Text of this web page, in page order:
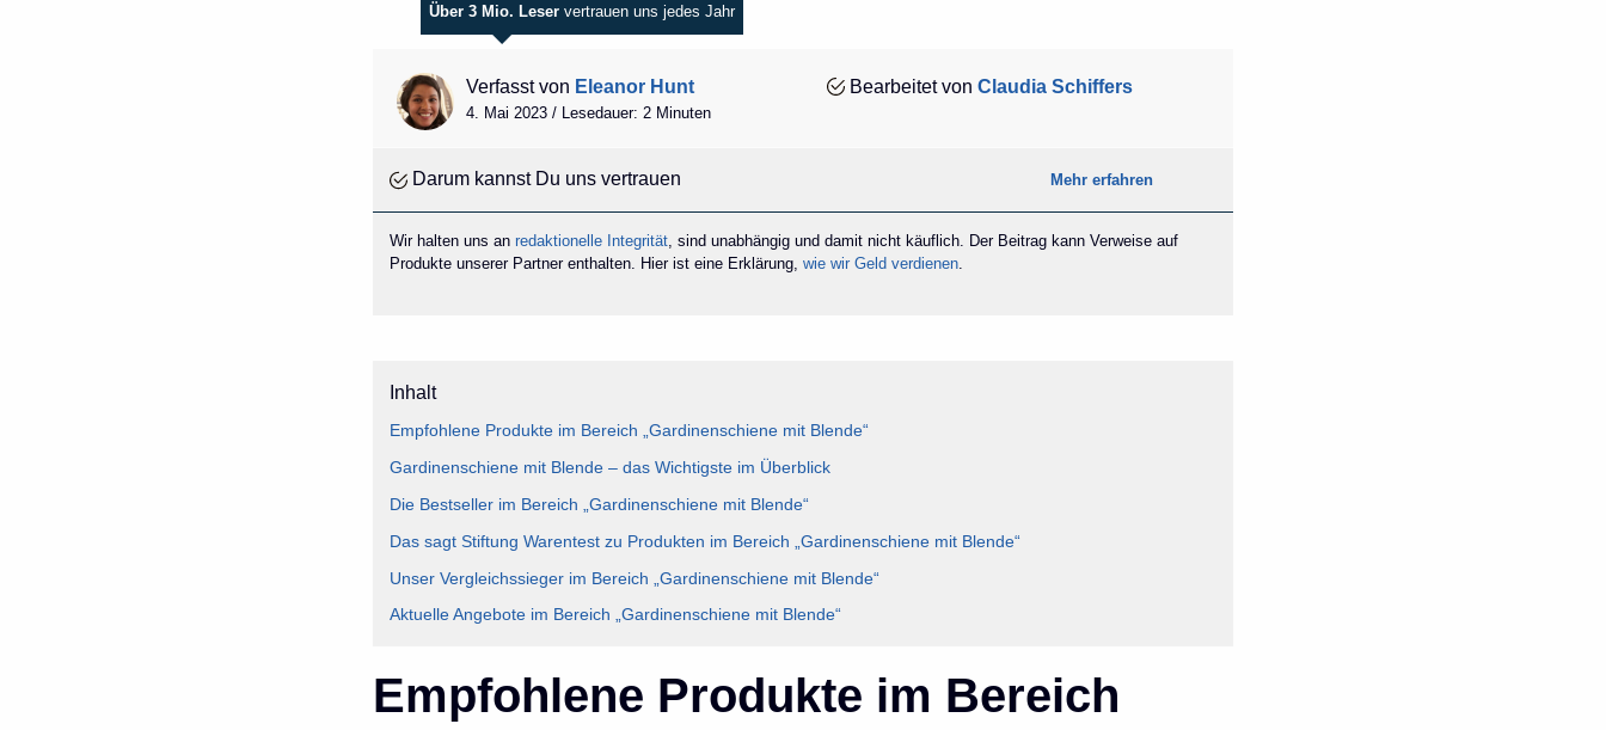
Über 3 Mio. Leser vertrauen uns jedes Jahr
Verfasst von Eleanor Hunt
4. Mai 2023 / Lesedauer: 2 Minuten
Bearbeitet von Claudia Schiffers
Darum kannst Du uns vertrauen Mehr erfahren
Wir halten uns anredaktionelle Integrität, sind unabhängig und damit nicht käuflich. Der Beitrag kann Verweise auf
Produkte unserer Partner enthalten. Hier ist eine Erklärung,wie wir Geld verdienen.
Inhalt
Empfohlene Produkte im Bereich „Gardinenschiene mit Blende“
Gardinenschiene mit Blende – das Wichtigste im Überblick
Die Bestseller im Bereich „Gardinenschiene mit Blende“
Das sagt Stiftung Warentest zu Produkten im Bereich „Gardinenschiene mit Blende“
Unser Vergleichssieger im Bereich „Gardinenschiene mit Blende“
Aktuelle Angebote im Bereich „Gardinenschiene mit Blende“
Empfohlene Produkte im Bereich